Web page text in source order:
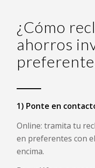
¿Cómo
ahorros
1) Ponte en
Online: tramita tu
en preferentes con
encima.